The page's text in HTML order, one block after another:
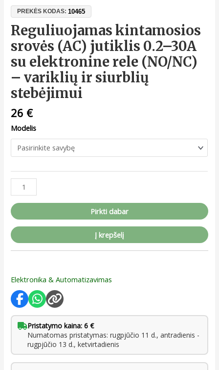
PREKĖS KODAS:10465
Reguliuojamas kintamosios
srovės (AC) jutiklis 0.2–30A
su elektronine rele (NO/NC)
– variklių ir siurblių
stebėjimui
26 €
Modelis
Pirkti dabar
Į krepšelį
Elektronika & Automatizavimas
Pristatymo kaina: 6 €
Numatomas pristatymas: rugpjūčio 11 d., antradienis -
rugpjūčio 13 d., ketvirtadienis